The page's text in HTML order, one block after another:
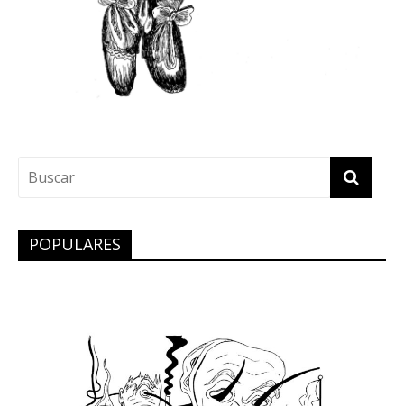
POPULARES